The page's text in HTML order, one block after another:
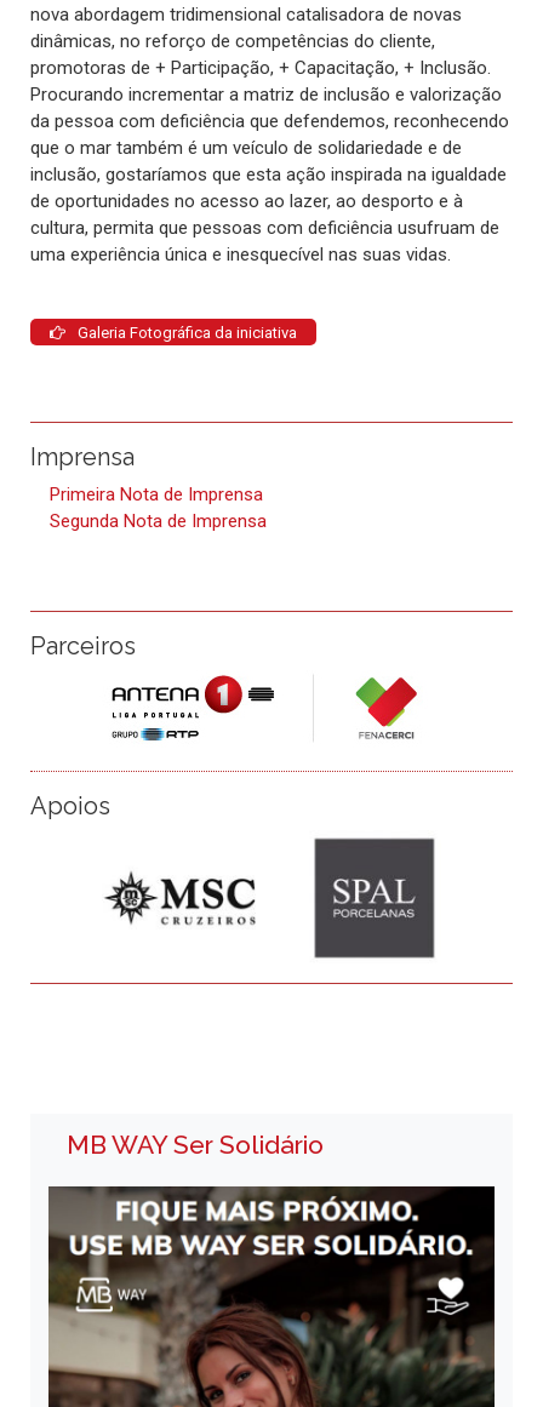
nova abordagem tridimensional catalisadora de novas
dinâmicas, no reforço de competências do cliente,
promotoras de + Participação, + Capacitação, + Inclusão.
Procurando incrementar a matriz de inclusão e valorização
da pessoa com deficiência que defendemos, reconhecendo
que o mar também é um veículo de solidariedade e de
inclusão, gostaríamos que esta ação inspirada na igualdade
de oportunidades no acesso ao lazer, ao desporto e à
cultura, permita que pessoas com deficiência usufruam de
uma experiência única e inesquecível nas suas vidas.
Galeria Fotográfica da iniciativa
Imprensa
Primeira Nota de Imprensa
Segunda Nota de Imprensa
Parceiros
Apoios
MB WAY Ser Solidário